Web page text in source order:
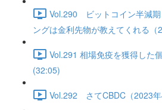
Vol.290 ビットコイン半減期
ングは金利先物が教えてくれる
Vol.291 相場免疫を獲得した
(32:05)
Vol.292 さてCBDC（2023